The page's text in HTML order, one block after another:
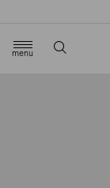
menu